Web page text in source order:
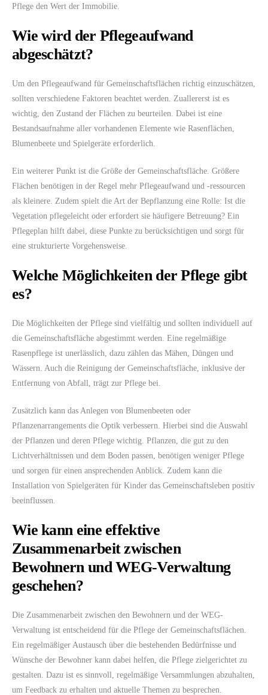
Pflege den Wert der Immobilie.
Wie wird der Pflegeaufwand
abgeschätzt?
Um den Pflegeaufwand für Gemeinschaftsflächen richtig einzuschätzen,
sollten verschiedene Faktoren beachtet werden. Zuallererst ist es
wichtig, den Zustand der Flächen zu beurteilen. Dabei ist eine
Bestandsaufnahme aller vorhandenen Elemente wie Rasenflächen,
Blumenbeete und Spielgeräte erforderlich.
Ein weiterer Punkt ist die Größe der Gemeinschaftsfläche. Größere
Flächen benötigen in der Regel mehr Pflegeaufwand und -ressourcen
als kleinere. Zudem spielt die Art der Bepflanzung eine Rolle: Ist die
Vegetation pflegeleicht oder erfordert sie häufigere Betreuung? Ein
Pflegeplan hilft dabei, diese Punkte zu berücksichtigen und sorgt für
eine strukturierte Vorgehensweise.
Welche Möglichkeiten der Pflege gibt
es?
Die Möglichkeiten der Pflege sind vielfältig und sollten individuell auf
die Gemeinschaftsfläche abgestimmt werden. Eine regelmäßige
Rasenpflege ist unerlässlich, dazu zählen das Mähen, Düngen und
Wässern. Auch die Reinigung der Gemeinschaftsfläche, inklusive der
Entfernung von Abfall, trägt zur Pflege bei.
Zusätzlich kann das Anlegen von Blumenbeeten oder
Pflanzenarrangements die Optik verbessern. Hierbei sind die Auswahl
der Pflanzen und deren Pflege wichtig. Pflanzen, die gut zu den
Lichtverhältnissen und dem Boden passen, benötigen weniger Pflege
und sorgen für einen ansprechenden Anblick. Zudem kann die
Installation von Spielgeräten für Kinder das Gemeinschaftsleben positiv
beeinflussen.
Wie kann eine effektive
Zusammenarbeit zwischen
Bewohnern und WEG-Verwaltung
geschehen?
Die Zusammenarbeit zwischen den Bewohnern und der WEG-
Verwaltung ist entscheidend für die Pflege der Gemeinschaftsflächen.
Ein regelmäßiger Austausch über die bestehenden Bedürfnisse und
Wünsche der Bewohner kann dabei helfen, die Pflege zielgerichtet zu
gestalten. Dazu ist es sinnvoll, regelmäßige Versammlungen abzuhalten,
um Feedback zu erhalten und aktuelle Themen zu besprechen.